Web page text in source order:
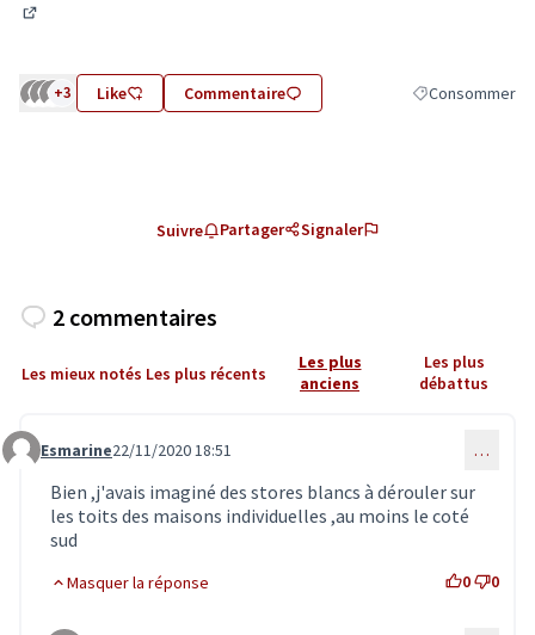
+3 Like Commentaire Filtrer les
Consommer
Suivre Partager Signaler
2 commentaires
Les mieux notés Les plus récents
Les plus
anciens
Les plus
débattus
Commentaire 2253
Esmarine22/11/2020 18:51 …
Bien ,j'avais imaginé des stores blancs à dérouler sur
les toits des maisons individuelles ,au moins le coté
sud
Masquer la réponse 0 0